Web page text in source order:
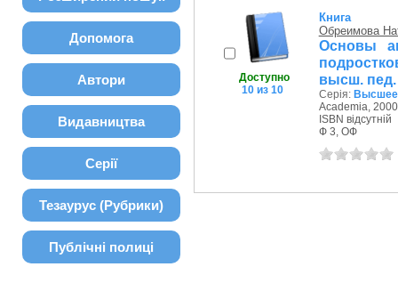
Допомога
Автори
Видавництва
Серії
Тезаурус (Рубрики)
Публічні полиці
Доступно
10 из 10
Книга
Обреимова
Основы
высш. пед.
Серія: Высшее
Academia,
ISBN відсутній
Ф 3, ОФ